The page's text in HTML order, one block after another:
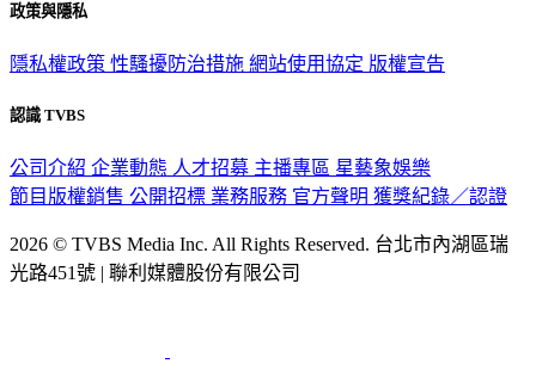
政策與隱私
隱私權政策 性騷擾防治措施 網站使用協定 版權宣告
認識 TVBS
公司介紹 企業動態 人才招募 主播專區 星藝象娛樂
節目版權銷售 公開招標 業務服務 官方聲明 獲獎紀錄／認證
2026 © TVBS Media Inc. All Rights Reserved. 台北市內湖區瑞
光路451號 | 聯利媒體股份有限公司